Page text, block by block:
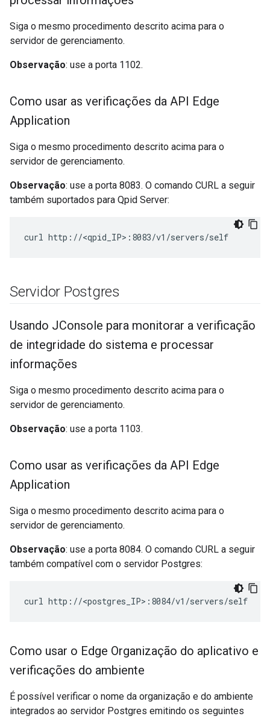
Siga o mesmo procedimento descrito acima para o
servidor de gerenciamento.
Observação: use a porta 1102.
Como usar as verificações da API Edge
Application
Siga o mesmo procedimento descrito acima para o
servidor de gerenciamento.
Observação: use a porta 8083. O comando CURL a seguir
também suportados para Qpid Server:
curl http://<qpid_IP>:8083/v1/servers/self
Servidor Postgres
Usando JConsole para monitorar a verificação
de integridade do sistema e processar
informações
Siga o mesmo procedimento descrito acima para o
servidor de gerenciamento.
Observação: use a porta 1103.
Como usar as verificações da API Edge
Application
Siga o mesmo procedimento descrito acima para o
servidor de gerenciamento.
Observação: use a porta 8084. O comando CURL a seguir
também compatível com o servidor Postgres:
curl http://<postgres_IP>:8084/v1/servers/self
Como usar o Edge Organização do aplicativo e
verificações do ambiente
É possível verificar o nome da organização e do ambiente
integrados ao servidor Postgres emitindo os seguintes